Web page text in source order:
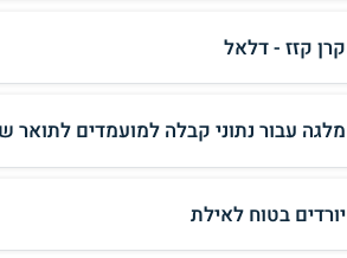
קרן קזז - דלאל
מלגה עבור נתוני קבלה למועמדים לתואר
יורדים בטוח לאילת